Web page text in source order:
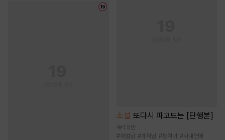
소설 또다시 파고드는 [단행본]
1.5만
#재벌남 #계략남 #능력녀 #사내연애